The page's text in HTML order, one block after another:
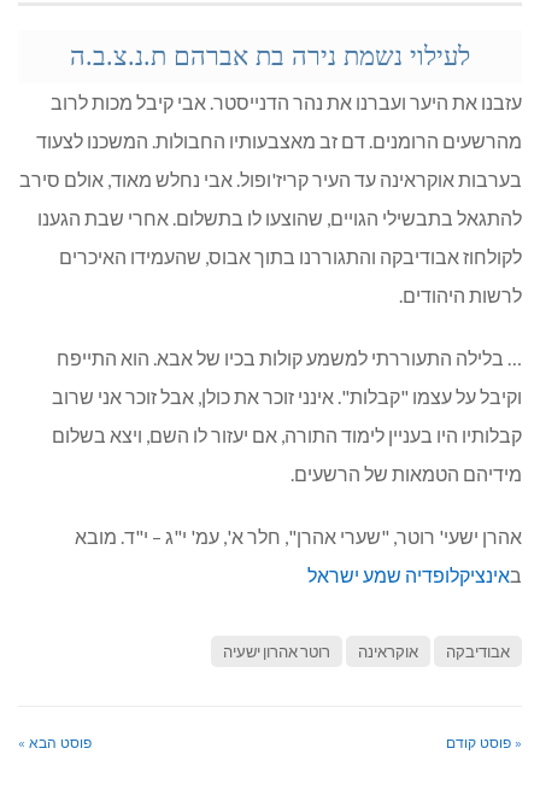
לעילוי נשמת נירה בת אברהם ת.נ.צ.ב.ה
עזבנו את היער ועברנו את נהר הדנייסטר. אבי קיבל מכות לרוב
מהרשעים הרומנים. דם זב מאצבעותיו החבולות. המשכנו לצעוד
בערבות אוקראינה עד העיר קריז'ופול. אבי נחלש מאוד, אולם סירב
להתגאל בתבשילי הגויים, שהוצעו לו בתשלום. אחרי שבת הגענו
לקולחוז אבודיבקה והתגוררנו בתוך אבוס, שהעמידו האיכרים
לרשות היהודים.
… בלילה התעוררתי למשמע קולות בכיו של אבא. הוא התייפח
וקיבל על עצמו "קבלות". אינני זוכר את כולן, אבל זוכר אני שרוב
קבלותיו היו בעניין לימוד התורה, אם יעזור לו השם, ויצא בשלום
מידיהם הטמאות של הרשעים.
אהרן ישעי' רוטר, "שערי אהרן", חלר א', עמ' י"ג – י"ד. מובא
באינציקלופדיה שמע ישראל
אבודיבקה אוקראינה רוטר אהרון ישעיה
« פוסט קודם פוסט הבא »